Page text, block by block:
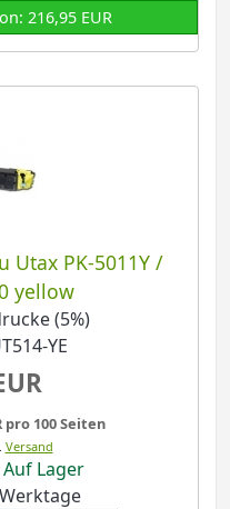
216,95 EUR
Utax PK-5011Y /
yellow
(5%)
YE
pro 100 Seiten
Versand
Auf Lager